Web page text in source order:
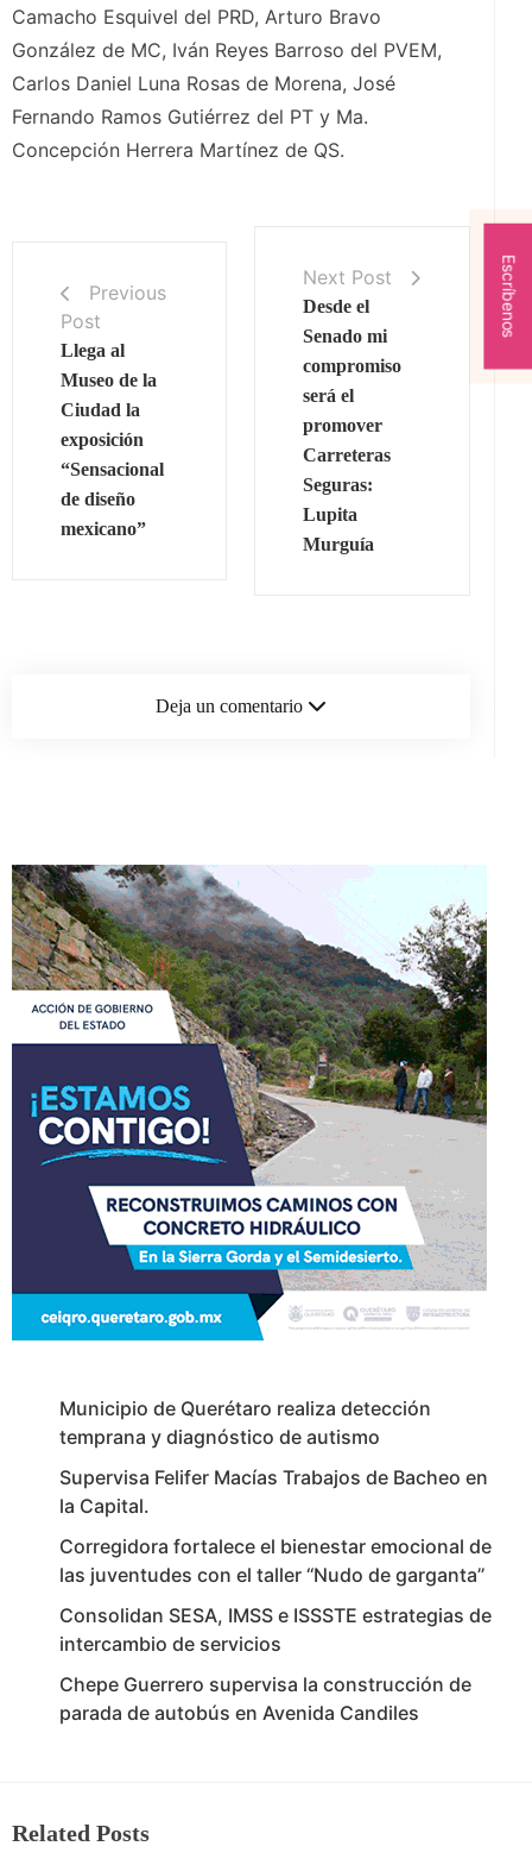
Camacho Esquivel del PRD, Arturo Bravo
González de MC, Iván Reyes Barroso del PVEM,
Carlos Daniel Luna Rosas de Morena, José
Fernando Ramos Gutiérrez del PT y Ma.
Concepción Herrera Martínez de QS.
Previous
Post
Llega al
Museo de la
Ciudad la
exposición
“Sensacional
de diseño
mexicano”
Next Post
Desde el
Senado mi
compromiso
será el
promover
Carreteras
Seguras:
Lupita
Murguía
Deja un comentario
Municipio de Querétaro realiza detección
temprana y diagnóstico de autismo
Supervisa Felifer Macías Trabajos de Bacheo en
la Capital.
Corregidora fortalece el bienestar emocional de
las juventudes con el taller ‘‘Nudo de garganta’’
Consolidan SESA, IMSS e ISSSTE estrategias de
intercambio de servicios
Chepe Guerrero supervisa la construcción de
parada de autobús en Avenida Candiles
Related Posts
Escríbenos